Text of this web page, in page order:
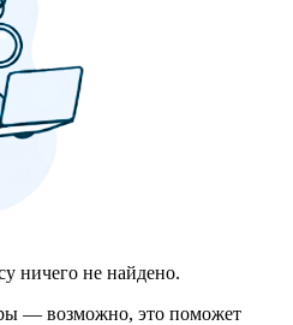
ничего не найдено.
— возможно, это поможет